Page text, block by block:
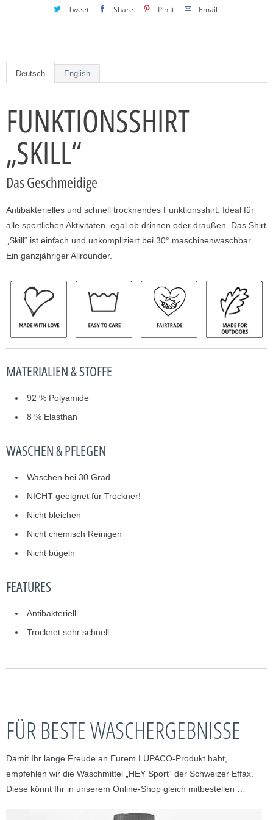
n
e
s
P
o
d
u
k
ü
g
t
Tweet Share Pin It Email
Deutsch English
FUNKTIONSSHIRT
„SKILL“
Das Geschmeidige
Antibakterielles und schnell trocknendes Funktionsshirt. Ideal für
alle sportlichen Aktivitäten, egal ob drinnen oder draußen. Das Shirt
„Skill“ ist einfach und unkompliziert bei 30° maschinenwaschbar.
Ein ganzjähriger Allrounder.
MATERIALIEN & STOFFE
92 % Polyamide
8 % Elasthan
WASCHEN & PFLEGEN
Waschen bei 30 Grad
NICHT geeignet für Trockner!
Nicht bleichen
Nicht chemisch Reinigen
Nicht bügeln
FEATURES
Antibakteriell
Trocknet sehr schnell
FÜR BESTE WASCHERGEBNISSE
Damit Ihr lange Freude an Eurem LUPACO-Produkt habt,
empfehlen wir die Waschmittel „HEY Sport“ der Schweizer Effax.
Diese könnt Ihr in unserem Online-Shop gleich mitbestellen …